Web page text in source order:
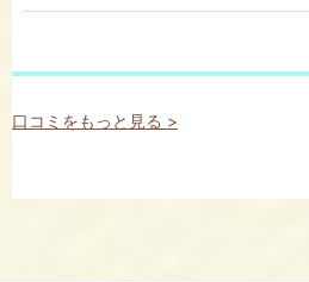
口コミをもっと見る >